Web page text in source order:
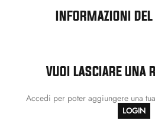
INFORMAZIONI DEL
VUOI LASCIARE UNA
Accedi per poter aggiungere una
LOGIN